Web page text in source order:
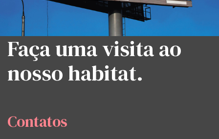
Faça uma visita ao
nosso habitat.
Contatos